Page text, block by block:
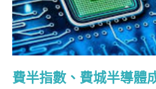
費半指數、費城半導體